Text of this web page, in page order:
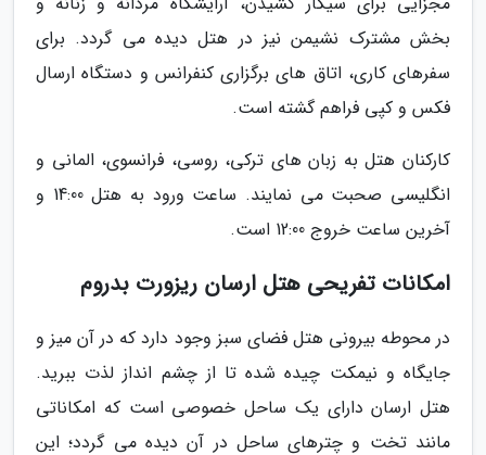
بخش مشترک نشیمن نیز در هتل دیده می گردد. برای
سفرهای کاری، اتاق های برگزاری کنفرانس و دستگاه ارسال
فکس و کپی فراهم گشته است.
کارکنان هتل به زبان های ترکی، روسی، فرانسوی، المانی و
انگلیسی صحبت می نمایند. ساعت ورود به هتل 14:00 و
آخرین ساعت خروج 12:00 است.
امکانات تفریحی هتل ارسان ریزورت بدروم
در محوطه بیرونی هتل فضای سبز وجود دارد که در آن میز و
جایگاه و نیمکت چیده شده تا از چشم انداز لذت ببرید.
هتل ارسان دارای یک ساحل خصوصی است که امکاناتی
مانند تخت و چترهای ساحل در آن دیده می گردد؛ این